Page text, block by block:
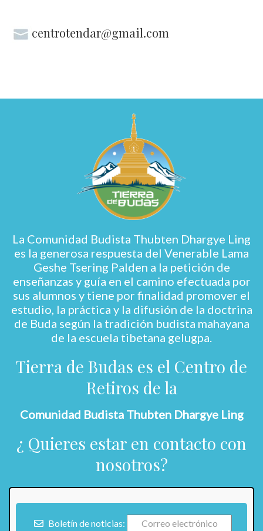
centrotendar@gmail.com
La Comunidad Budista Thubten Dhargye Ling
es la generosa respuesta del Venerable Lama
Geshe Tsering Palden a la petición de
enseñanzas y guía en el camino efectuada por
sus alumnos y tiene por finalidad promover el
estudio, la práctica y la difusión de la doctrina
de Buda según la tradición budista mahayana
de la escuela tibetana gelugpa.
Tierra de Budas es el Centro de
Retiros de la
Comunidad Budista Thubten Dhargye Ling
¿ Quieres estar en contacto con
nosotros?
Boletín de noticias: